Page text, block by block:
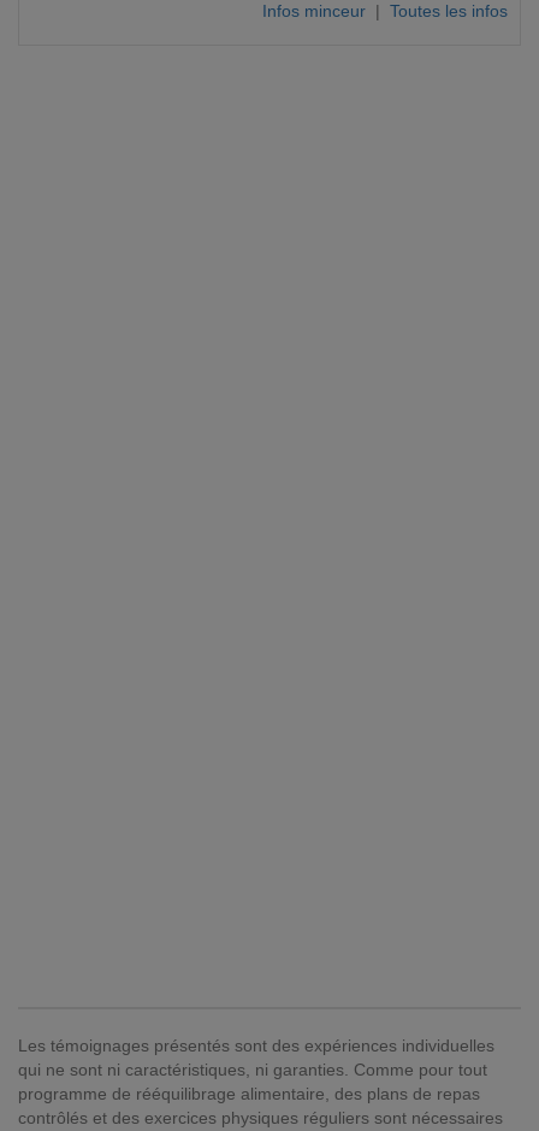
Infos minceur | Toutes les infos
Les témoignages présentés sont des expériences individuelles
qui ne sont ni caractéristiques, ni garanties. Comme pour tout
programme de rééquilibrage alimentaire, des plans de repas
contrôlés et des exercices physiques réguliers sont nécessaires